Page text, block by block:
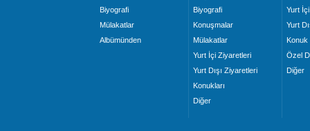
Biyografi
Mülakatlar
Albümünden
Biyografi
Konuşmalar
Mülakatlar
Yurt İçi Ziyaretleri
Yurt Dışı Ziyaretleri
Konukları
Diğer
Yurt İçi
Yurt
Konuk
Özel
Diğer